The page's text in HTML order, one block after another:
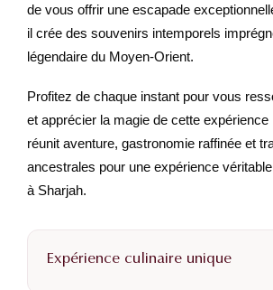
de vous offrir une escapade
il crée des souvenirs intemporels
légendaire du Moyen-Orient.
Profitez de chaque instant pour vous
et apprécier la magie de cette
réunit aventure, gastronomie raffinée et
ancestrales pour une expérience
à Sharjah.
Expérience culinaire unique